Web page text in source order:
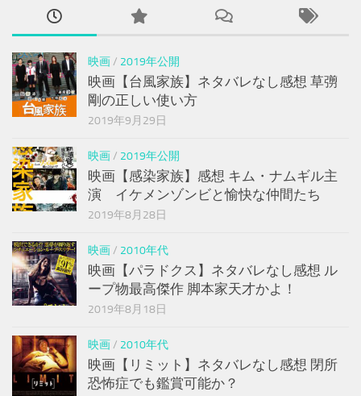
映画/ 2019年公開
映画【台風家族】ネタバレなし感想 草彅
剛の正しい使い方
2019年9月29日
映画/ 2019年公開
映画【感染家族】感想 キム・ナムギル主
演 イケメンゾンビと愉快な仲間たち
2019年8月28日
映画/ 2010年代
映画【パラドクス】ネタバレなし感想 ル
ープ物最高傑作 脚本家天才かよ！
2019年8月18日
映画/ 2010年代
映画【リミット】ネタバレなし感想 閉所
恐怖症でも鑑賞可能か？